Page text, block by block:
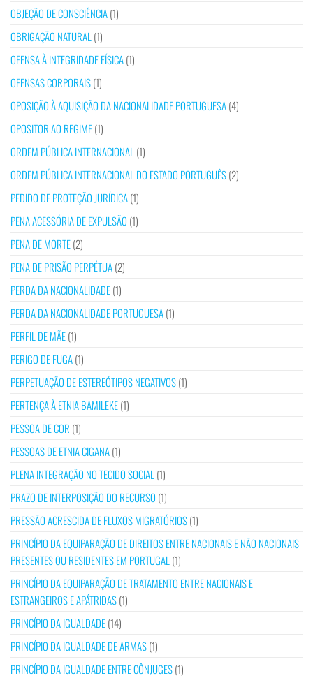
OBJEÇÃO DE CONSCIÊNCIA(1)
OBRIGAÇÃO NATURAL (1)
OFENSA À INTEGRIDADE FÍSICA(1)
OFENSAS CORPORAIS(1)
OPOSIÇÃO À AQUISIÇÃO DA NACIONALIDADE PORTUGUESA(4)
OPOSITOR AO REGIME(1)
ORDEM PÚBLICA INTERNACIONAL (1)
ORDEM PÚBLICA INTERNACIONAL DO ESTADO PORTUGUÊS(2)
PEDIDO DE PROTEÇÃO JURÍDICA(1)
PENA ACESSÓRIA DE EXPULSÃO (1)
PENA DE MORTE(2)
PENA DE PRISÃO PERPÉTUA(2)
PERDA DA NACIONALIDADE(1)
PERDA DA NACIONALIDADE PORTUGUESA(1)
PERFIL DE MÃE(1)
PERIGO DE FUGA(1)
PERPETUAÇÃO DE ESTEREÓTIPOS NEGATIVOS(1)
PERTENÇA À ETNIA BAMILEKE(1)
PESSOA DE COR (1)
PESSOAS DE ETNIA CIGANA(1)
PLENA INTEGRAÇÃO NO TECIDO SOCIAL (1)
PRAZO DE INTERPOSIÇÃO DO RECURSO (1)
PRESSÃO ACRESCIDA DE FLUXOS MIGRATÓRIOS(1)
PRINCÍPIO DA EQUIPARAÇÃO DE DIREITOS ENTRE NACIONAIS E NÃO NACIONAIS
PRESENTES OU RESIDENTES EM PORTUGAL (1)
PRINCÍPIO DA EQUIPARAÇÃO DE TRATAMENTO ENTRE NACIONAIS E
ESTRANGEIROS E APÁTRIDAS(1)
PRINCÍPIO DA IGUALDADE(14)
PRINCÍPIO DA IGUALDADE DE ARMAS(1)
PRINCÍPIO DA IGUALDADE ENTRE CÔNJUGES(1)